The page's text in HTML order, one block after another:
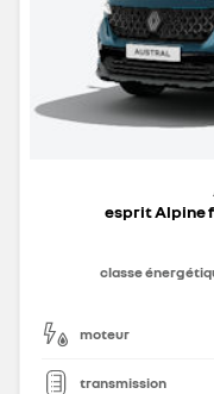
esprit Alpine
classe
moteur
transmission